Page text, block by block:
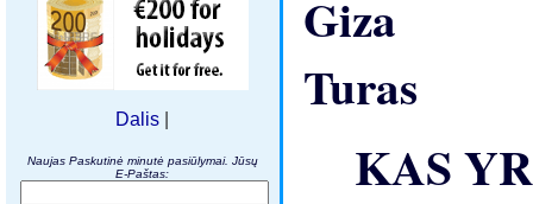
Dalis
Naujas Paskutinė minutė pasiūlymai. Jūsų
E-Paštas:
KAS